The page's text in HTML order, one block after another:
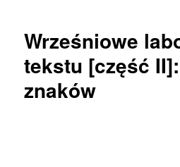
Wrześniowe
tekstu [część
znaków